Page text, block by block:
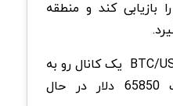
کند و منطقه
در نمودار ساعتی جفت BTC/USD یک کانال رو به
رشد کلیدی، با مقاومت 65850 دلار در حال